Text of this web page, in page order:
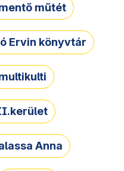
műtét
Ervin könyvtár
Anna